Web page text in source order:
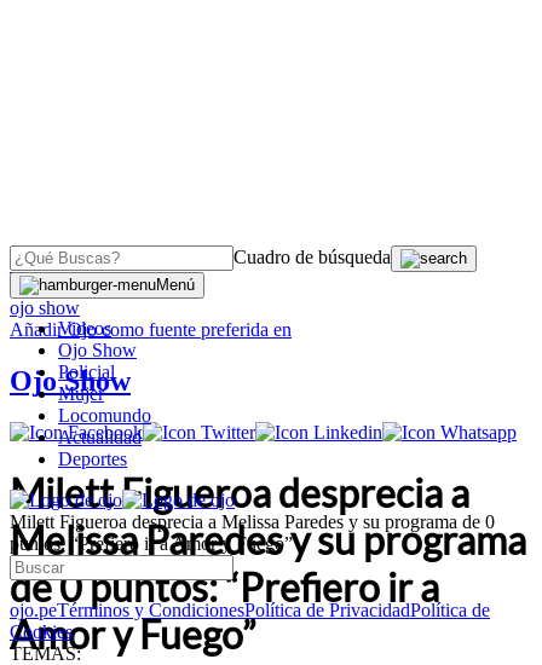
Cuadro de búsqueda
Menú
Videos
Ojo Show
Policial
Mujer
Locomundo
Actualidad
Deportes
Milett Figueroa desprecia a Melissa Paredes y su programa de 0
puntos: “Prefiero ir a Amor y Fuego”
ojo.peTérminos y CondicionesPolítica de PrivacidadPolítica de
Cookies
TEMAS:
OJO
ojo show
AñadirOjocomo fuente preferida en
Ojo Show
Milett Figueroa desprecia a
Melissa Paredes y su programa
de 0 puntos: “Prefiero ir a
Amor y Fuego”